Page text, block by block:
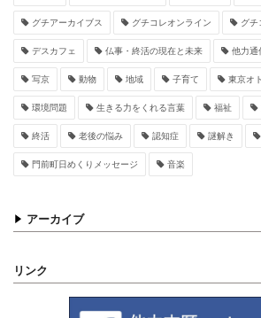
グチアーカイブス グチコレオンライン グチ
デスカフェ 仏事・終活の現在と未来 他力通
写京 動物 地域 子育て 東京オ
環境問題 生きる力をくれる言葉 福祉
終活 老後の悩み 認知症 謎解き
門前町日めくりメッセージ 音楽
アーカイブ
リンク